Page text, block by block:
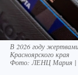
В 2026 году
Красноярского края
Фото:ЛЕНЦ Мария |